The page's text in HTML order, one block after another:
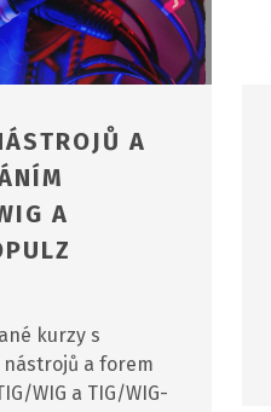
A
A
kurzy s
a forem
WIG a TIG/WIG-